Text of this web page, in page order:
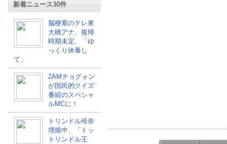
新着ニュース30件
脳梗塞のテレ東
大橋アナ、復帰
時期未定、「ゆ
っくり休養し
て」
2AMチョグォン
が国民的クイズ
番組のスペシャ
ルMCに！
トリンドル玲奈
増殖中、「トッ
トリンドル王